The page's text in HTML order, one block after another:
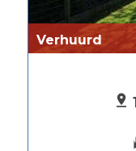
Verhuurd